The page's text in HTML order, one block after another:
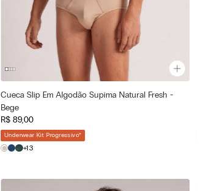
Cor selecionada
Bege - 713j - Skin
Tamanho selecionado
P M
Cueca Slip Em Algodão Supima Natural Fresh -
Bege
R$ 89,00
Underwear Kit Progressivo*
+13